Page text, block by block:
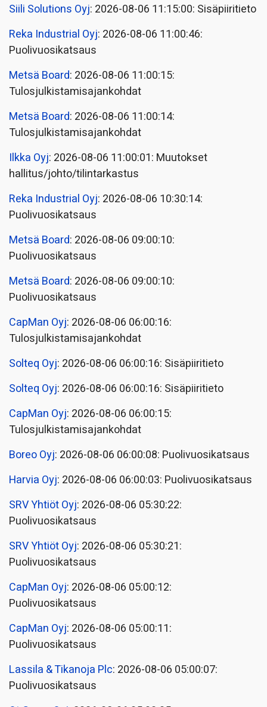
Siili Solutions Oyj: 2026-08-06 11:15:00: Sisäpiiritieto
Reka Industrial Oyj: 2026-08-06 11:00:46:
Puolivuosikatsaus
Metsä Board: 2026-08-06 11:00:15:
Tulosjulkistamisajankohdat
Metsä Board: 2026-08-06 11:00:14:
Tulosjulkistamisajankohdat
Ilkka Oyj: 2026-08-06 11:00:01: Muutokset
hallitus/johto/tilintarkastus
Reka Industrial Oyj: 2026-08-06 10:30:14:
Puolivuosikatsaus
Metsä Board: 2026-08-06 09:00:10:
Puolivuosikatsaus
Metsä Board: 2026-08-06 09:00:10:
Puolivuosikatsaus
CapMan Oyj: 2026-08-06 06:00:16:
Tulosjulkistamisajankohdat
Solteq Oyj: 2026-08-06 06:00:16: Sisäpiiritieto
Solteq Oyj: 2026-08-06 06:00:16: Sisäpiiritieto
CapMan Oyj: 2026-08-06 06:00:15:
Tulosjulkistamisajankohdat
Boreo Oyj: 2026-08-06 06:00:08: Puolivuosikatsaus
Harvia Oyj: 2026-08-06 06:00:03: Puolivuosikatsaus
SRV Yhtiöt Oyj: 2026-08-06 05:30:22:
Puolivuosikatsaus
SRV Yhtiöt Oyj: 2026-08-06 05:30:21:
Puolivuosikatsaus
CapMan Oyj: 2026-08-06 05:00:12:
Puolivuosikatsaus
CapMan Oyj: 2026-08-06 05:00:11:
Puolivuosikatsaus
Lassila & Tikanoja Plc: 2026-08-06 05:00:07:
Puolivuosikatsaus